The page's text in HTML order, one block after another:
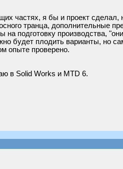
частях, я бы и проект
транца, дополнительные
на подготовку производства,
будет плодить варианты, но
опыте проверено.
в Solid Works и MTD 6.